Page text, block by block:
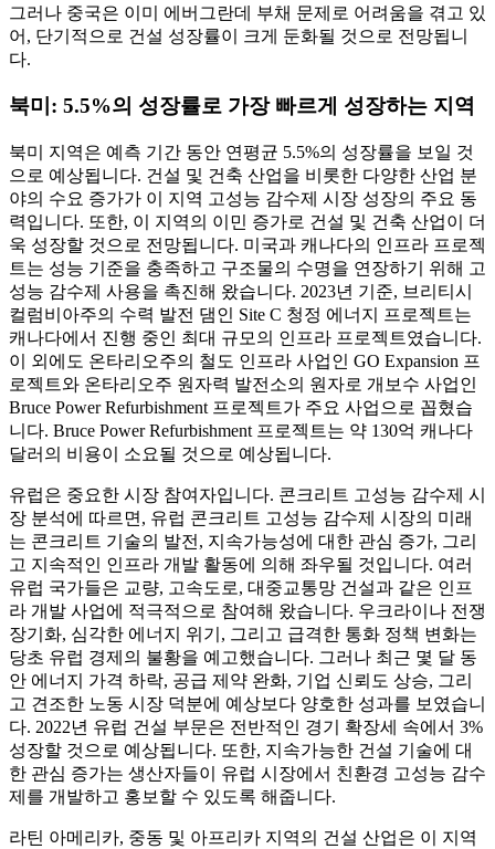
그러나 중국은 이미 에버그란데 부채 문제로 어려움을 겪고 있
어, 단기적으로 건설 성장률이 크게 둔화될 것으로 전망됩니
다.
북미: 5.5%의 성장률로 가장 빠르게 성장하는 지역
북미 지역은 예측 기간 동안 연평균 5.5%의 성장률을 보일 것
으로 예상됩니다. 건설 및 건축 산업을 비롯한 다양한 산업 분
야의 수요 증가가 이 지역 고성능 감수제 시장 성장의 주요 동
력입니다. 또한, 이 지역의 이민 증가로 건설 및 건축 산업이 더
욱 성장할 것으로 전망됩니다. 미국과 캐나다의 인프라 프로젝
트는 성능 기준을 충족하고 구조물의 수명을 연장하기 위해 고
성능 감수제 사용을 촉진해 왔습니다. 2023년 기준, 브리티시
컬럼비아주의 수력 발전 댐인 Site C 청정 에너지 프로젝트는
캐나다에서 진행 중인 최대 규모의 인프라 프로젝트였습니다.
이 외에도 온타리오주의 철도 인프라 사업인 GO Expansion 프
로젝트와 온타리오주 원자력 발전소의 원자로 개보수 사업인
Bruce Power Refurbishment 프로젝트가 주요 사업으로 꼽혔습
니다. Bruce Power Refurbishment 프로젝트는 약 130억 캐나다
달러의 비용이 소요될 것으로 예상됩니다.
유럽은 중요한 시장 참여자입니다. 콘크리트 고성능 감수제 시
장 분석에 따르면, 유럽 콘크리트 고성능 감수제 시장의 미래
는 콘크리트 기술의 발전, 지속가능성에 대한 관심 증가, 그리
고 지속적인 인프라 개발 활동에 의해 좌우될 것입니다. 여러
유럽 국가들은 교량, 고속도로, 대중교통망 건설과 같은 인프
라 개발 사업에 적극적으로 참여해 왔습니다. 우크라이나 전쟁
장기화, 심각한 에너지 위기, 그리고 급격한 통화 정책 변화는
당초 유럽 경제의 불황을 예고했습니다. 그러나 최근 몇 달 동
안 에너지 가격 하락, 공급 제약 완화, 기업 신뢰도 상승, 그리
고 견조한 노동 시장 덕분에 예상보다 양호한 성과를 보였습니
다. 2022년 유럽 건설 부문은 전반적인 경기 확장세 속에서 3%
성장할 것으로 예상됩니다. 또한, 지속가능한 건설 기술에 대
한 관심 증가는 생산자들이 유럽 시장에서 친환경 고성능 감수
제를 개발하고 홍보할 수 있도록 해줍니다.
라틴 아메리카, 중동 및 아프리카 지역의 건설 산업은 이 지역